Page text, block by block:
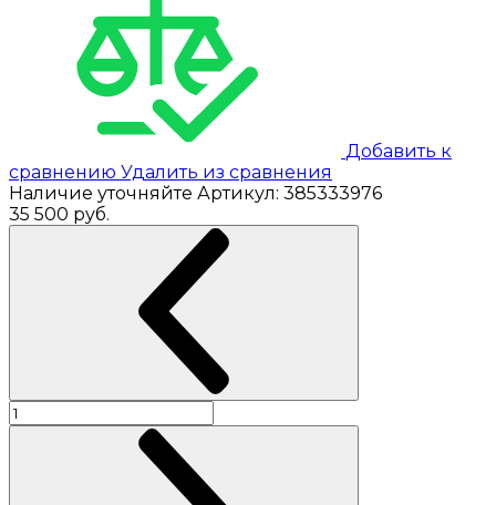
Добавить к
сравнению Удалить из сравнения
Наличие уточняйте Артикул: 385333976
35 500 руб.